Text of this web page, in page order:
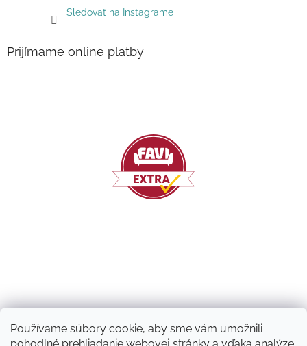
Používame súbory cookie, aby sme vám umožnili
Sledovať na Instagrame
Prijímame online platby